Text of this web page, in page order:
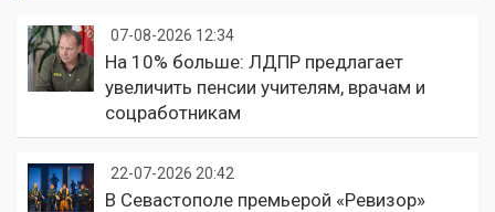
07-08-2026 12:34
На 10% больше: ЛДПР предлагает
увеличить пенсии учителям, врачам и
соцработникам
22-07-2026 20:42
В Севастополе премьерой «Ревизор»